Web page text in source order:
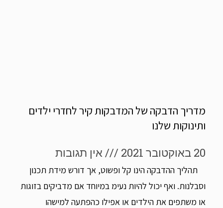
מדריך הדבקה של המדבקות קיר לחדרי ילדים
ותינוקות שלנו
20 באוקטובר 2021 אין תגובות
תהליך ההדבקה הינו קל ופשוט, אך דורש מידת תכנון
וסבלנות. ואף יכול להיות נעימ במיוחד אם מדביקים בזוגות
או משתפים את הילדים או אפילו כהפתעה למישהו